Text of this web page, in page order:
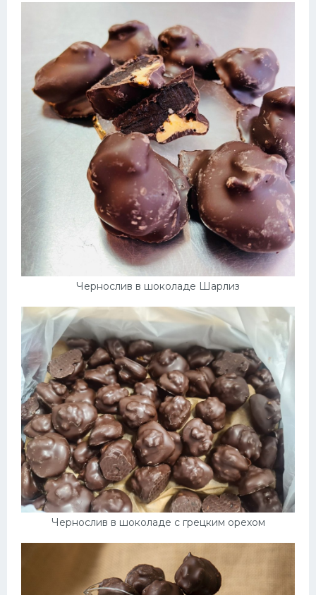
Чернослив в шоколаде Шарлиз
Чернослив в шоколаде с грецким орехом